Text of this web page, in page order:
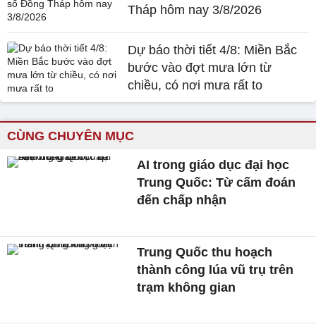
Tháp hôm nay 3/8/2026
Dự báo thời tiết 4/8: Miền Bắc
bước vào đợt mưa lớn từ
chiều, có nơi mưa rất to
CÙNG CHUYÊN MỤC
AI trong giáo dục đại học
Trung Quốc: Từ cấm đoán
đến chấp nhận
Trung Quốc thu hoạch
thành công lúa vũ trụ trên
trạm không gian